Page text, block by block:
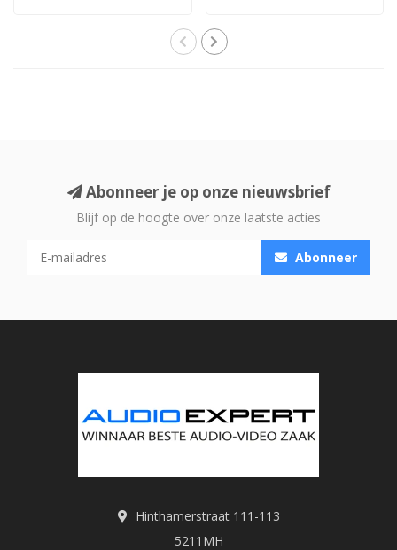
Abonneer je op onze nieuwsbrief
Blijf op de hoogte over onze laatste acties
Abonneer
Hinthamerstraat 111-113
5211MH